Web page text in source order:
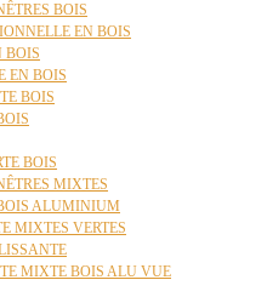
BOIS
EN BOIS
BOIS
EN BOIS
BOIS
BOIS
MIXTES
ALUMINIUM
MIXTES VERTES
MIXTE BOIS ALU VUE